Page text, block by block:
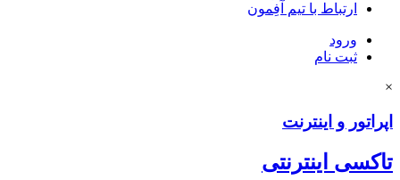
ارتباط با تیم آفِمون
ورود
ثبت نام
×
اپراتور و اینترنت
تاکسی اینترنتی